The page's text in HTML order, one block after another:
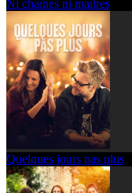
Ni chaînes ni maîtres
Quelques jours pas plus